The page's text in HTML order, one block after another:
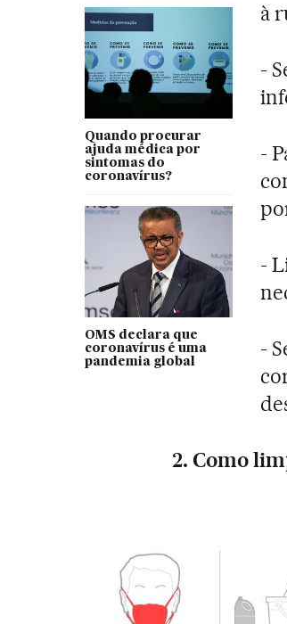
Quando procurar
ajuda médica por
sintomas do
coronavírus?
OMS declara que
coronavírus é uma
pandemia global
à
-
-
-
-
2. Como